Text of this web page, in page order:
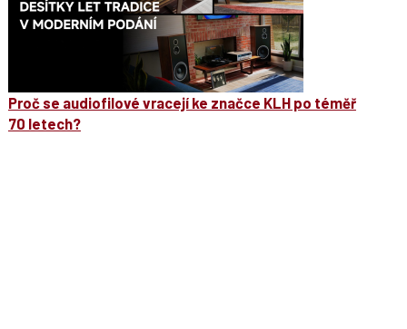
Proč se audiofilové vracejí ke značce KLH po téměř
70 letech?